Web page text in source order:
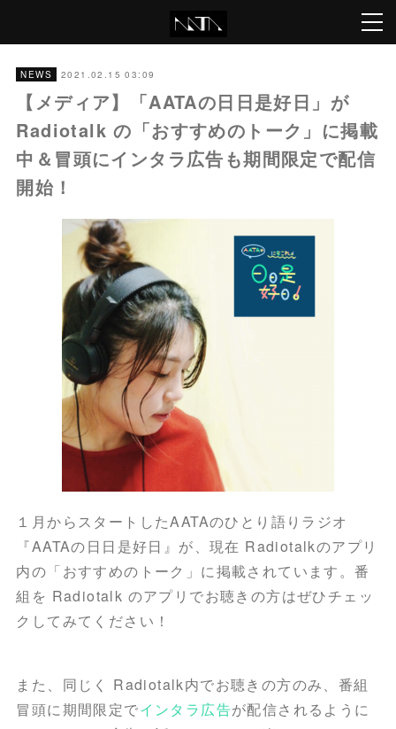
NEWS 2021.02.15 03:09
【メディア】「AATAの日日是好日」が
Radiotalk の「おすすめのトーク」に掲載
中＆冒頭にインタラ広告も期間限定で配信
開始！
１月からスタートしたAATAのひとり語りラジオ
『AATAの日日是好日』が、現在 Radiotalkのアプリ
内の「おすすめのトーク」に掲載されています。番
組を Radiotalk のアプリでお聴きの方はぜひチェッ
クしてみてください！
また、同じく Radiotalk内でお聴きの方のみ、番組
冒頭に期間限定でインタラ広告が配信されるように